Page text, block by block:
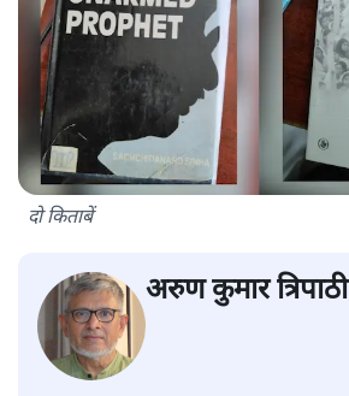
दो किताबें
अरुण कुमार त्रिपाठी